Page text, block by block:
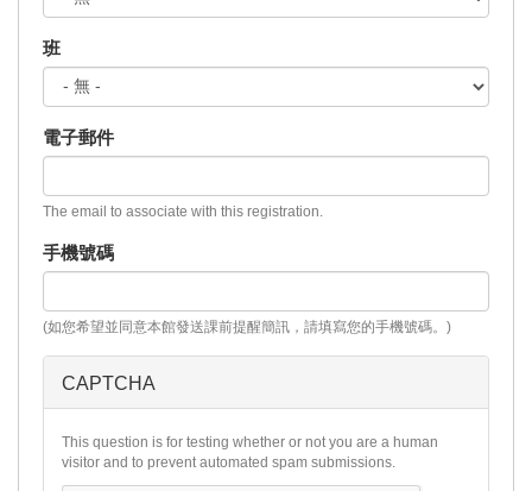
班
電子郵件
The email to associate with this registration.
手機號碼
(如您希望並同意本館發送課前提醒簡訊，請填寫您的手機號碼。)
CAPTCHA
This question is for testing whether or not you are a human
visitor and to prevent automated spam submissions.